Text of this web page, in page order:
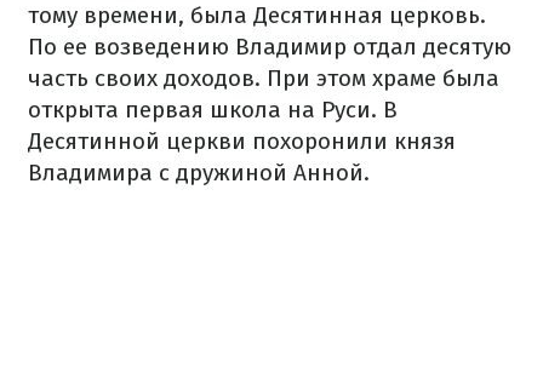
тому времени, была Десятинная церковь.
По ее возведению Владимир отдал десятую
часть своих доходов. При этом храме была
открыта первая школа на Руси. В
Десятинной церкви похоронили князя
Владимира с дружиной Анной.